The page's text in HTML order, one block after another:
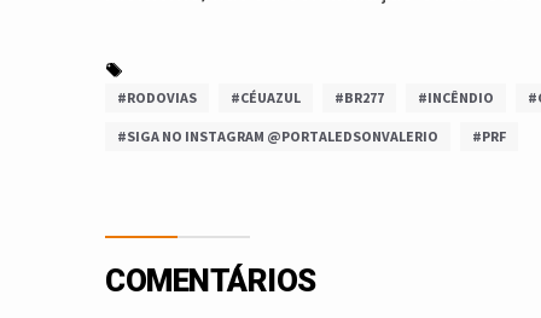
#RODOVIAS #CÉUAZUL #BR277 #INCÊNDIO
#SIGA NO INSTAGRAM @PORTALEDSONVALERIO #PRF
COMENTÁRIOS